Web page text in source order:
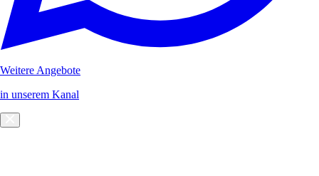
Weitere Angebote
in unserem Kanal